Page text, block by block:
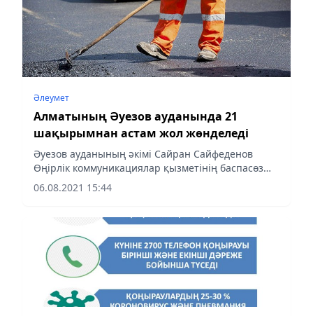
Әлеумет
Алматының Әуезов ауданында 21
шақырымнан астам жол жөнделеді
Әуезов ауданының әкімі Сайран Сайфеденов
Өңірлік коммуникациялар қызметінің баспасөз
конференциясы барысында жыл соңына дейін
қандай жолдардың жаңартылатынын және аудан
06.08.2021 15:44